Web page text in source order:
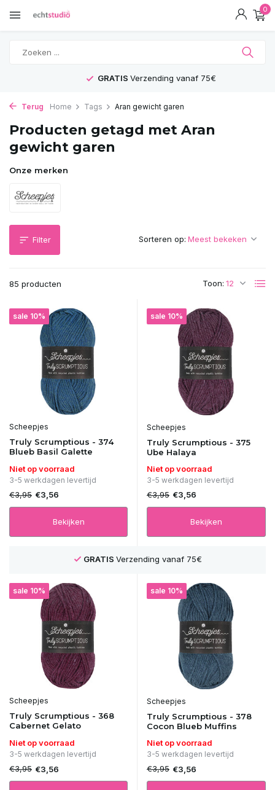
0
GRATISVerzending vanaf 75€
Terug Home Tags Aran gewicht garen
Producten getagd met Aran
gewicht garen
Onze merken
Filter
85 producten Toon:
Sorteren op:
sale 10%
Scheepjes
Truly Scrumptious - 374
Blueb Basil Galette
Niet op voorraad
3-5 werkdagen levertijd
€3,95 €3,56
Bekijken
sale 10%
Scheepjes
Truly Scrumptious - 375
Ube Halaya
Niet op voorraad
3-5 werkdagen levertijd
€3,95 €3,56
Bekijken
GRATIS Verzending vanaf 75€
sale 10%
Scheepjes
Truly Scrumptious - 368
Cabernet Gelato
Niet op voorraad
3-5 werkdagen levertijd
€3,95 €3,56
sale 10%
Scheepjes
Truly Scrumptious - 378
Cocon Blueb Muffins
Niet op voorraad
3-5 werkdagen levertijd
€3,95 €3,56